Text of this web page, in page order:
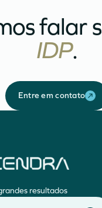
falar
IDP.
Entre em contato
resultados